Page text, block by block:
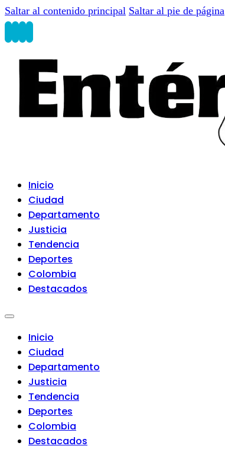
Saltar al contenido principal Saltar al pie de página
Inicio
Ciudad
Departamento
Justicia
Tendencia
Deportes
Colombia
Destacados
Inicio
Ciudad
Departamento
Justicia
Tendencia
Deportes
Colombia
Destacados